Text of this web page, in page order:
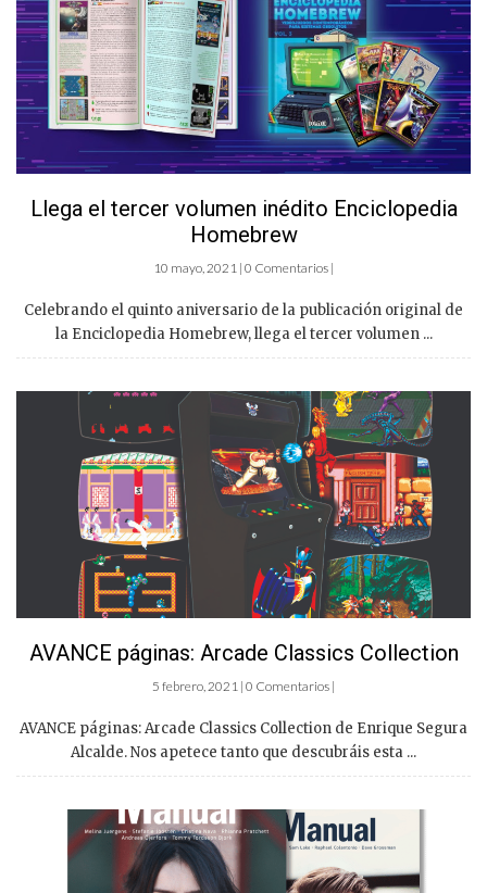
Llega el tercer volumen inédito Enciclopedia
Homebrew
10 mayo, 2021 | 0 Comentarios |
Celebrando el quinto aniversario de la publicación original de
la Enciclopedia Homebrew, llega el tercer volumen ...
AVANCE páginas: Arcade Classics Collection
5 febrero, 2021 | 0 Comentarios |
AVANCE páginas: Arcade Classics Collection de Enrique Segura
Alcalde. Nos apetece tanto que descubráis esta ...